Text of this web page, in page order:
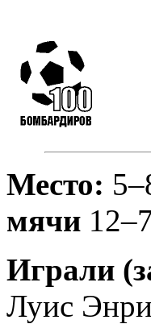
Место:
мячи
Играли
Луис